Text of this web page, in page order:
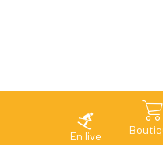
En live